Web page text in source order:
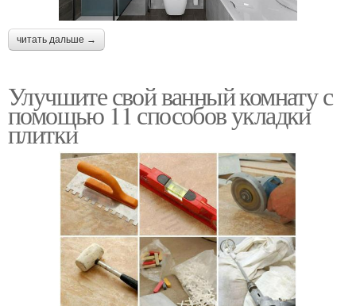
читать дальше →
Улучшите свой ванный комнату с
помощью 11 способов укладки
плитки